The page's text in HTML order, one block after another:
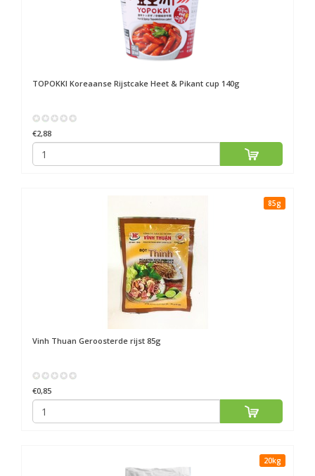
TOPOKKI Koreaanse Rijstcake Heet & Pikant cup 140g
€2,88
85g
Vinh Thuan Geroosterde rijst 85g
€0,85
20kg